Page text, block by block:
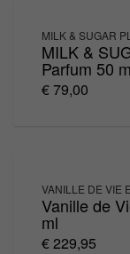
MILK & SUGAR
MILK &
Parfum 50
€ 79,00
VANILLE DE VIE
Vanille de
ml
€ 229,95